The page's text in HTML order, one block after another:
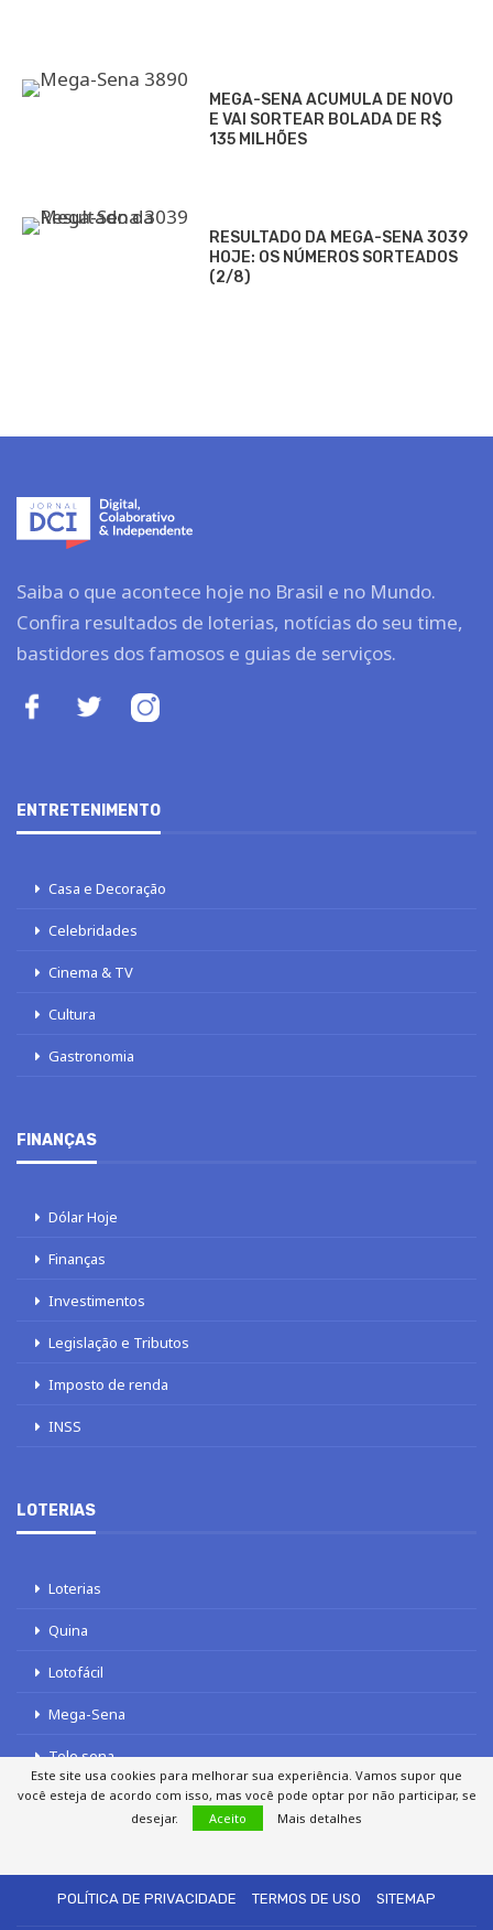
MEGA-SENA ACUMULA DE NOVO
E VAI SORTEAR BOLADA DE R$
135 MILHÕES
RESULTADO DA MEGA-SENA 3039
HOJE: OS NÚMEROS SORTEADOS
(2/8)
Saiba o que acontece hoje no Brasil e no Mundo.
Confira resultados de loterias, notícias do seu time,
bastidores dos famosos e guias de serviços.
ENTRETENIMENTO
Casa e Decoração
Celebridades
Cinema & TV
Cultura
Gastronomia
FINANÇAS
Dólar Hoje
Finanças
Investimentos
Legislação e Tributos
Imposto de renda
INSS
LOTERIAS
Loterias
Quina
Lotofácil
Mega-Sena
Tele sena
POLÍTICA DE PRIVACIDADE
TERMOS DE USO SITEMAP
Este site usa cookies para melhorar sua experiência. Vamos supor que
você esteja de acordo com isso, mas você pode optar por não participar, se
desejar.
Aceito Mais detalhes